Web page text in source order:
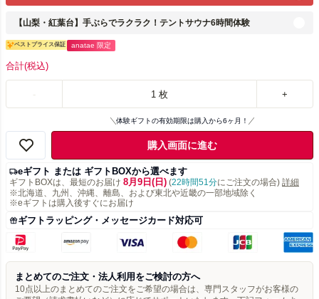
【山梨・紅葉台】手ぶらでラクラク！テントサウナ6時間体験
ベストプライス保証 anatae 限定
合計(税込)
- 1 枚 +
体験ギフトの有効期限は購入から6ヶ月！
購入画面に進む
eギフト または ギフトBOXから選べます
ギフトBOXは、最短のお届け 8月9日(日) (22時間51分にご注文の場合) 詳細
※北海道、九州、沖縄、離島、および東北や近畿の一部地域除く
※eギフトは購入後すぐにお届け
ギフトラッピング・メッセージカード対応可
まとめてのご注文・法人利用をご検討の方へ
10点以上のまとめてのご注文をご希望の場合は、専門スタッフがお客様の